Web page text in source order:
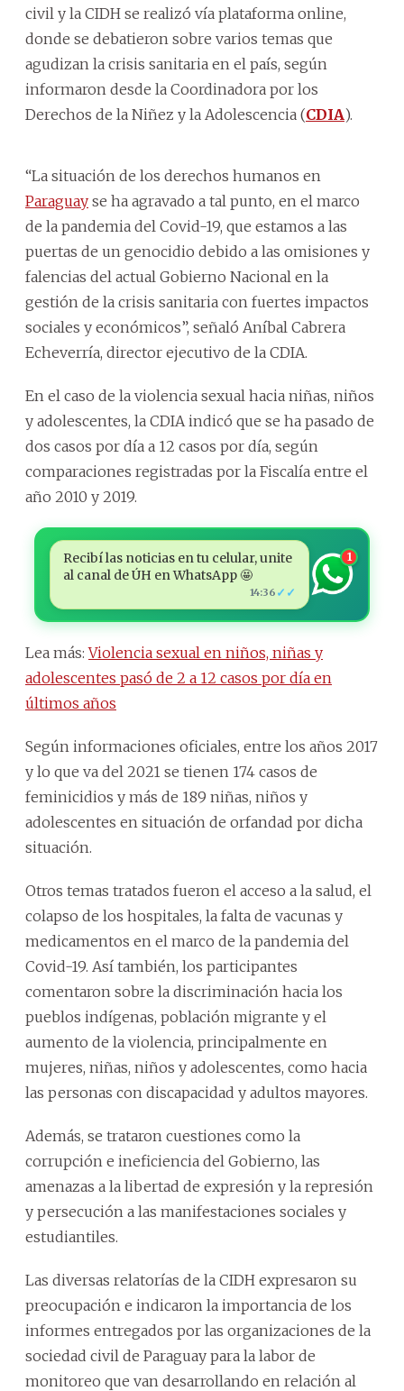
civil y la CIDH se realizó vía plataforma online,
donde se debatieron sobre varios temas que
agudizan la crisis sanitaria en el país, según
informaron desde la Coordinadora por los
Derechos de la Niñez y la Adolescencia (CDIA).
“La situación de los derechos humanos en
Paraguay se ha agravado a tal punto, en el marco
de la pandemia del Covid-19, que estamos a las
puertas de un genocidio debido a las omisiones y
falencias del actual Gobierno Nacional en la
gestión de la crisis sanitaria con fuertes impactos
sociales y económicos”, señaló Aníbal Cabrera
Echeverría, director ejecutivo de la CDIA.
En el caso de la violencia sexual hacia niñas, niños
y adolescentes, la CDIA indicó que se ha pasado de
dos casos por día a 12 casos por día, según
comparaciones registradas por la Fiscalía entre el
año 2010 y 2019.
Recibí las noticias en tu celular, unite
al canal de ÚH en WhatsApp 🤩
14:36 ✓✓
1
Lea más:Violencia sexual en niños, niñas y
adolescentes pasó de 2 a 12 casos por día en
últimos años
Según informaciones oficiales, entre los años 2017
y lo que va del 2021 se tienen 174 casos de
feminicidios y más de 189 niñas, niños y
adolescentes en situación de orfandad por dicha
situación.
Otros temas tratados fueron el acceso a la salud, el
colapso de los hospitales, la falta de vacunas y
medicamentos en el marco de la pandemia del
Covid-19. Así también, los participantes
comentaron sobre la discriminación hacia los
pueblos indígenas, población migrante y el
aumento de la violencia, principalmente en
mujeres, niñas, niños y adolescentes, como hacia
las personas con discapacidad y adultos mayores.
Además, se trataron cuestiones como la
corrupción e ineficiencia del Gobierno, las
amenazas a la libertad de expresión y la represión
y persecución a las manifestaciones sociales y
estudiantiles.
Las diversas relatorías de la CIDH expresaron su
preocupación e indicaron la importancia de los
informes entregados por las organizaciones de la
sociedad civil de Paraguay para la labor de
monitoreo que van desarrollando en relación al